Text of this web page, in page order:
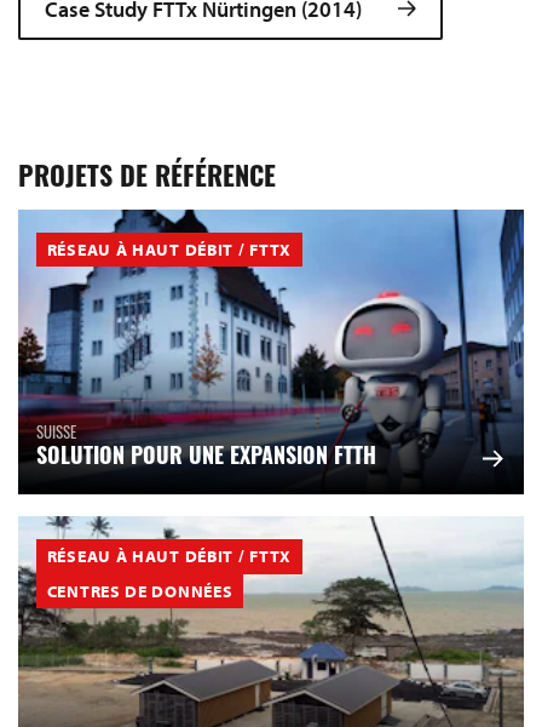
Case Study FTTx Nürtingen (2014)
PROJETS DE RÉFÉRENCE
RÉSEAU À HAUT DÉBIT / FTTX
SUISSE
SOLUTION POUR UNE EXPANSION FTTH
RÉSEAU À HAUT DÉBIT / FTTX
CENTRES DE DONNÉES